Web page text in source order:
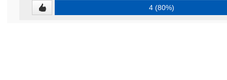
4 (80%)